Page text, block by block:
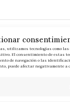
utilizamos tecnologías como
El consentimiento de estas
de navegación o las
puede afectar negativamente